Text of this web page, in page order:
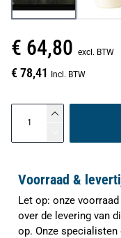
€ 64,80 excl. BTW
€ 78,41 Incl. BTW
Voorraad &
Let op: onze
over de levering van
op. Onze